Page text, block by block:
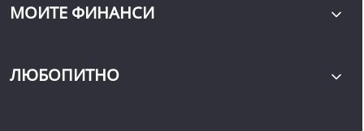
МОИТЕ ФИНАНСИ
ЛЮБОПИТНО